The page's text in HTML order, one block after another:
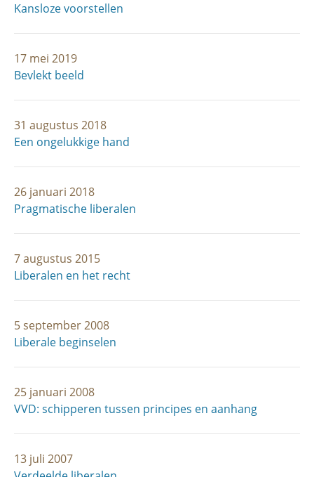
Kansloze voorstellen
17 mei 2019
Bevlekt beeld
31 augustus 2018
Een ongelukkige hand
26 januari 2018
Pragmatische liberalen
7 augustus 2015
Liberalen en het recht
5 september 2008
Liberale beginselen
25 januari 2008
VVD: schipperen tussen principes en aanhang
13 juli 2007